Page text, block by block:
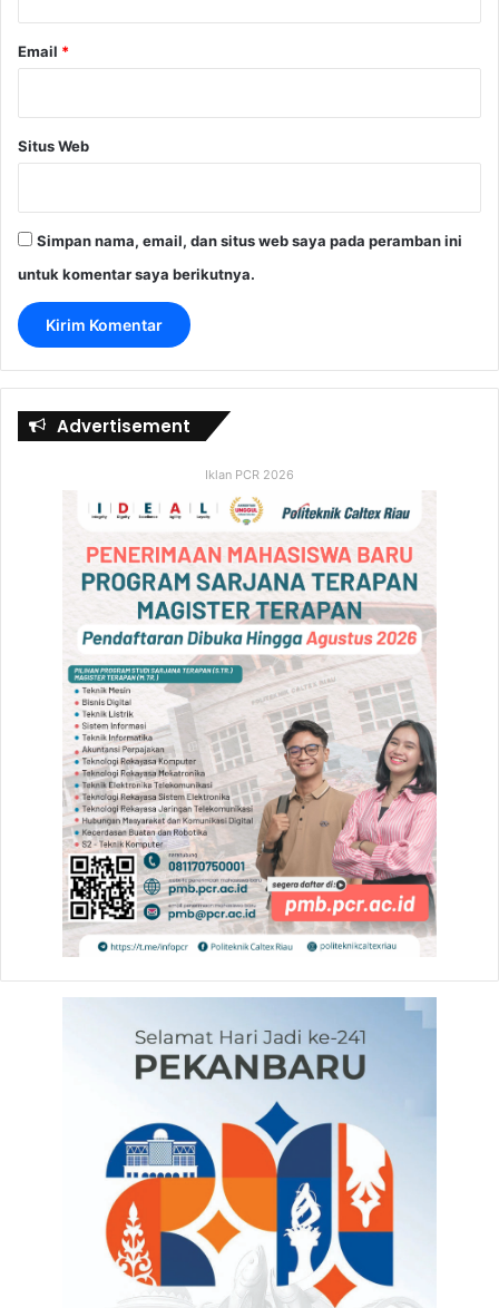
Email *
Situs Web
Simpan nama, email, dan situs web saya pada peramban ini
untuk komentar saya berikutnya.
Advertisement
Iklan PCR 2026